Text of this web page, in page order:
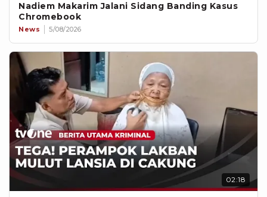
Nadiem Makarim Jalani Sidang Banding Kasus
Chromebook
News 5/08/2026
02:18